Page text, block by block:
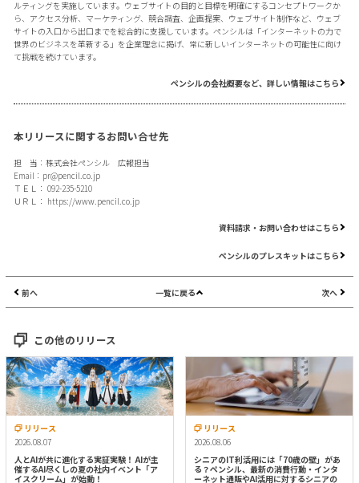
ルティングを実施しています。ウェブサイトの目的と目標を明確にするコンセプトワークか
ら、アクセス分析、マーケティング、競合調査、企画提案、ウェブサイト制作など、ウェブ
サイトの入口から出口までを総合的に支援しています。ペンシルは「インターネットの力で
世界のビジネスを革新する」を企業理念に掲げ、常に新しいインターネットの可能性に向け
て挑戦を続けています。
ペンシルの会社概要など、詳しい情報はこちら
本リリースに関するお問い合せ先
担 当：株式会社ペンシル 広報担当
Email： pr@pencil.co.jp
ＴＥＬ： 092-235-5210
ＵＲＬ： https://www.pencil.co.jp
資料請求・お問い合わせはこちら
ペンシルのプレスキットはこちら
前へ 一覧に戻る 次へ
この他のリリース
リリース
2026.08.07
人とAIが共に進化する実証実験！ AIが主
催するAI尽くしの夏の社内イベント「ア
イスクリーム」が始動！
リリース
2026.08.06
シニアのIT利活用には「70歳の壁」があ
る？ペンシル、最新の消費行動・インタ
ーネット通販やAI活用に対するシニアの